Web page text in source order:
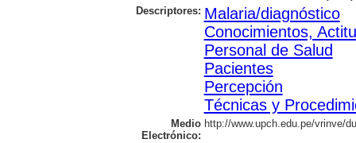
Descriptores: Malaria/diagnóstico
Conocimientos,
Personal de Salud
Pacientes
Percepción
Técnicas y
Medio
Electrónico:
http://www.upch.edu.pe/vrinve/